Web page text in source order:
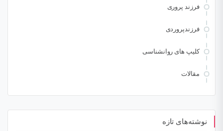
فرزند پروری
فرزندپروردی
کلیپ های روانشناسی
مقالات
نوشته‌های تازه